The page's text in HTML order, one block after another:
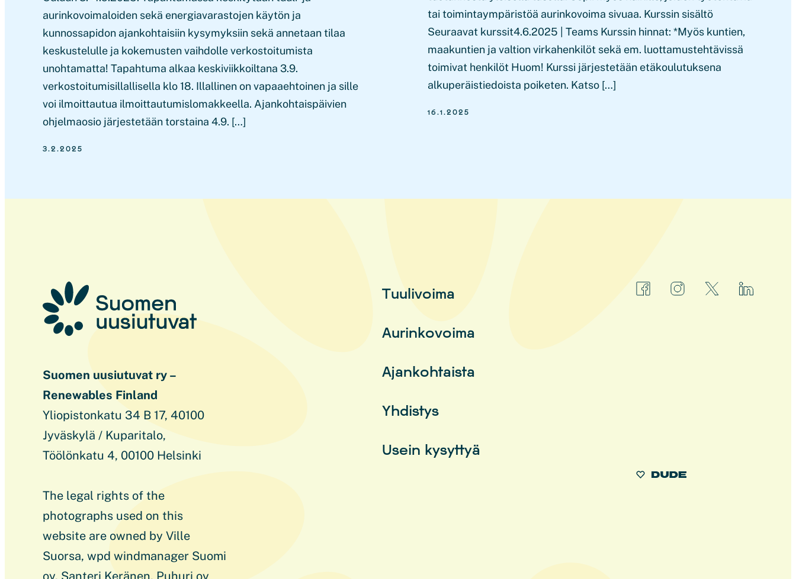
aurinkovoimaloiden sekä energiavarastojen käytön ja
kunnossapidon ajankohtaisiin kysymyksiin sekä annetaan tilaa
keskustelulle ja kokemusten vaihdolle verkostoitumista
unohtamatta! Tapahtuma alkaa keskiviikkoiltana 3.9.
verkostoitumisillallisella klo 18. Illallinen on vapaaehtoinen ja sille
voi ilmoittautua ilmoittautumislomakkeella. Ajankohtaispäivien
ohjelmaosio järjestetään torstaina 4.9. […]
3.2.2025
tai toimintaympäristöä aurinkovoima sivuaa. Kurssin sisältö
Seuraavat kurssit4.6.2025 | Teams Kurssin hinnat: *Myös kuntien,
maakuntien ja valtion virkahenkilöt sekä em. luottamustehtävissä
toimivat henkilöt Huom! Kurssi järjestetään etäkoulutuksena
alkuperäistiedoista poiketen. Katso […]
16.1.2025
Suomen uusiutuvat ry –
Renewables Finland
Yliopistonkatu 34 B 17, 40100
Jyväskylä / Kuparitalo,
Töölönkatu 4, 00100 Helsinki
The legal rights of the
photographs used on this
website are owned by Ville
Suorsa, wpd windmanager Suomi
Tuulivoima
Aurinkovoima
Ajankohtaista
Yhdistys
Usein kysyttyä
facebookinstagram linkedin